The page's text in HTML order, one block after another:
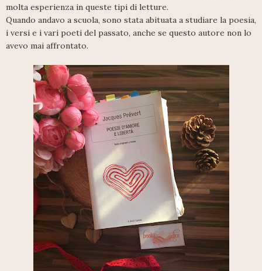
molta esperienza in queste tipi di letture.
Quando andavo a scuola, sono stata abituata a studiare la poesia,
i versi e i vari poeti del passato, anche se questo autore non lo
avevo mai affrontato.